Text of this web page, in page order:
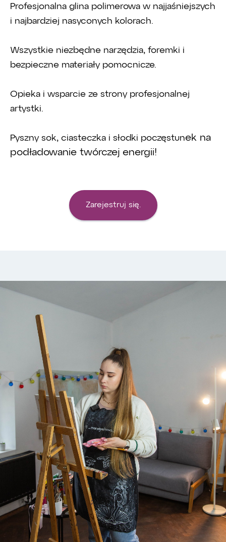
Profesjonalna glina polimerowa w najjaśniejszych
i najbardziej nasyconych kolorach.
Wszystkie niezbędne narzędzia, foremki i
bezpieczne materiały pomocnicze.
Opieka i wsparcie ze strony profesjonalnej
artystki.
Pyszny sok, ciasteczka i słodki poczęstunek na
podładowanie twórczej energii!
Zarejestruj się.